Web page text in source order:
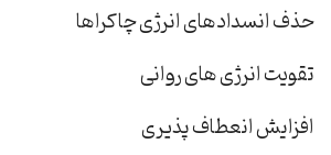
حذف انسدادهای انرژی چاکراها
تقویت انرژی های روانی
افزایش انعطاف پذیری